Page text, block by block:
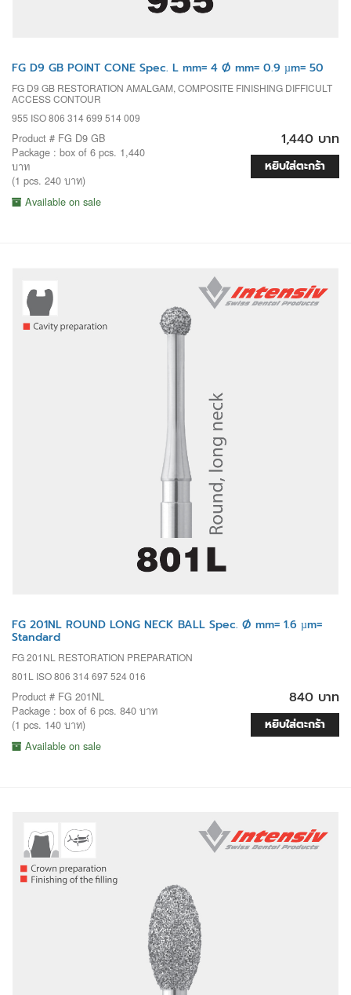
FG D9 GB POINT CONE Spec. L mm= 4 Ø mm= 0.9 µm= 50
FG D9 GB RESTORATION AMALGAM, COMPOSITE FINISHING DIFFICULT
ACCESS CONTOUR
955 ISO 806 314 699 514 009
Product # FG D9 GB
Package : box of 6 pcs. 1,440
บาท
(1 pcs. 240 บาท)
Available on sale
1,440 บาท
หยิบใส่ตะกร้า
FG 201NL ROUND LONG NECK BALL Spec. Ø mm= 1.6 µm=
Standard
FG 201NL RESTORATION PREPARATION
801L ISO 806 314 697 524 016
Product # FG 201NL
Package : box of 6 pcs. 840 บาท
(1 pcs. 140 บาท)
Available on sale
840 บาท
หยิบใส่ตะกร้า